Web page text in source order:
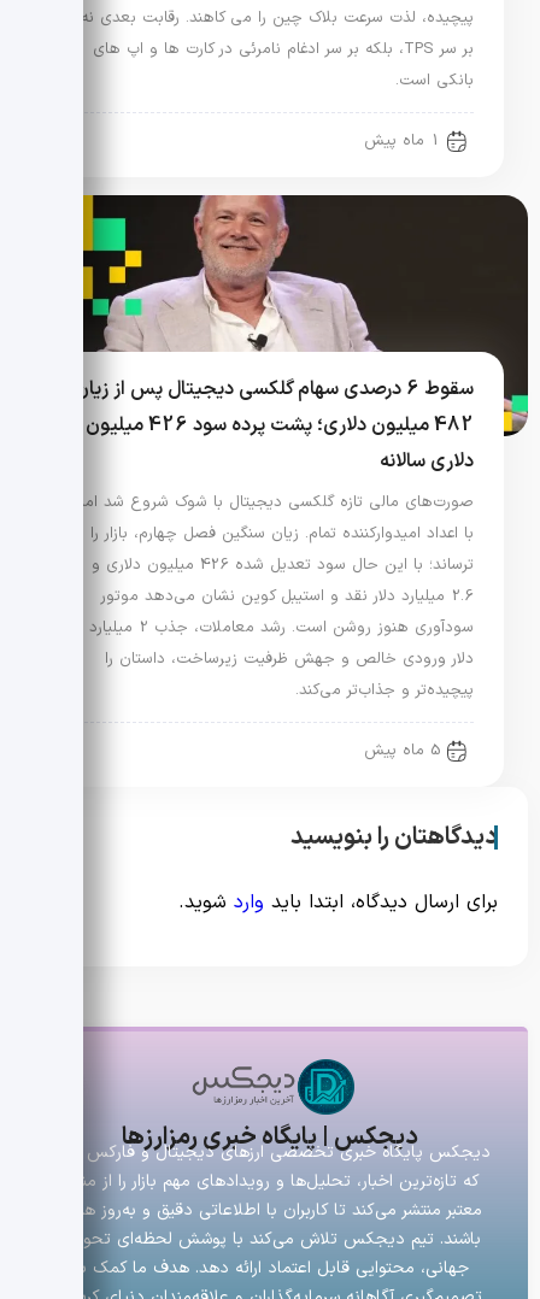
پیچیده، لذت سرعت بلاک چین را می کاهند. رقابت بعدی نه
بر سر TPS، بلکه بر سر ادغام نامرئی در کارت ها و اپ های
بانکی است.
1 ماه پیش
سقوط 6 درصدی سهام گلکسی دیجیتال پس از زیان
482 میلیون دلاری؛ پشت پرده سود 426 میلیون
دلاری سالانه
صورت‌های مالی تازه گلکسی دیجیتال با شوک شروع شد اما
با اعداد امیدوارکننده تمام. زیان سنگین فصل چهارم، بازار را
ترساند؛ با این حال سود تعدیل شده 426 میلیون دلاری و
2.6 میلیارد دلار نقد و استیبل کوین نشان می‌دهد موتور
سودآوری هنوز روشن است. رشد معاملات، جذب 2 میلیارد
دلار ورودی خالص و جهش ظرفیت زیرساخت، داستان را
پیچیده‌تر و جذاب‌تر می‌کند.
5 ماه پیش
دیدگاهتان را بنویسید
برای ارسال دیدگاه، ابتدا باید وارد شوید.
دیجکس | پایگاه خبری رمزارزها
دیجکس پایگاه خبری تخصصی ارزهای دیجیتال و فارکس است
که تازه‌ترین اخبار، تحلیل‌ها و رویدادهای مهم بازار را از منابع
معتبر منتشر می‌کند تا کاربران با اطلاعاتی دقیق و به‌روز همراه
باشند. تیم دیجکس تلاش می‌کند با پوشش لحظه‌ای تحولات
جهانی، محتوایی قابل اعتماد ارائه دهد. هدف ما کمک به